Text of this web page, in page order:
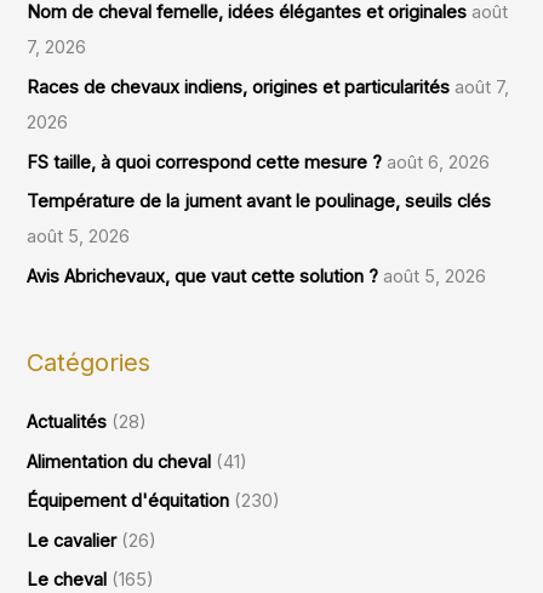
Nom de cheval femelle, idées élégantes et originales août
7, 2026
Races de chevaux indiens, origines et particularités août 7,
2026
FS taille, à quoi correspond cette mesure ? août 6, 2026
Température de la jument avant le poulinage, seuils clés
août 5, 2026
Avis Abrichevaux, que vaut cette solution ? août 5, 2026
Catégories
Actualités (28)
Alimentation du cheval (41)
Équipement d'équitation (230)
Le cavalier(26)
Le cheval (165)